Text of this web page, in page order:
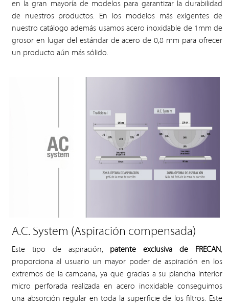
en la gran mayoría de modelos para garantizar la durabilidad
de nuestros productos. En los modelos más exigentes de
nuestro catálogo además usamos acero inoxidable de 1mm de
grosor en lugar del estándar de acero de 0,8 mm para ofrecer
un producto aún más sólido.
A.C. System (Aspiración compensada)
Este tipo de aspiración, patente exclusiva de FRECAN,
proporciona al usuario un mayor poder de aspiración en los
extremos de la campana, ya que gracias a su plancha interior
micro perforada realizada en acero inoxidable conseguimos
una absorción regular en toda la superficie de los filtros. Este